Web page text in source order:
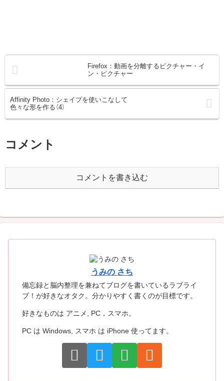
Firefox：動画を分離するピクチャー・イ
ン・ピクチャー
Affinity Photo：シェイプを使いこなして
色々な形を作る（4）
コメント
コメントを書き込む
うみの さち
備忘録と脳内整理を兼ねてブログを書いているラブライ
ブ！が好きなオタク。分かりやすく書くのが目標です。
好きなものは アニメ, PC，スマホ。
PC は Windows, スマホ は iPhone 使ってます。